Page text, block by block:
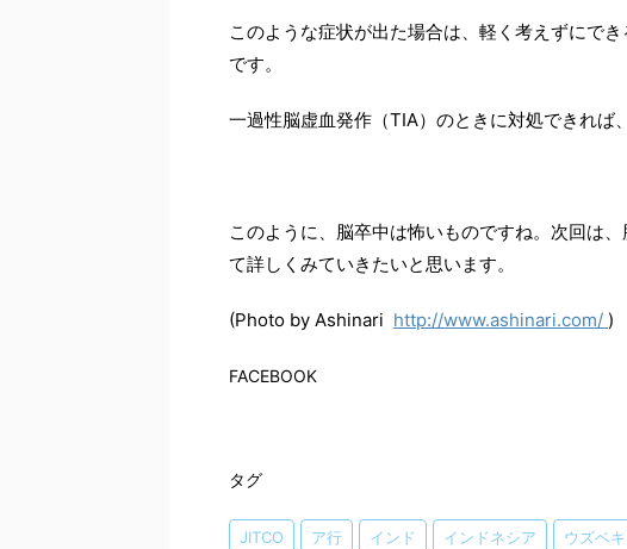
このような症状が出た場合は、軽く考えずにで
です。
一過性脳虚血発作（TIA）のときに対処できれば
このように、脳卒中は怖いものですね。次回は
て詳しくみていきたいと思います。
(Photo by Ashinari http://www.ashinari.com/ )
FACEBOOK
タグ
JITCO ア行 インド インドネシア ウズベ